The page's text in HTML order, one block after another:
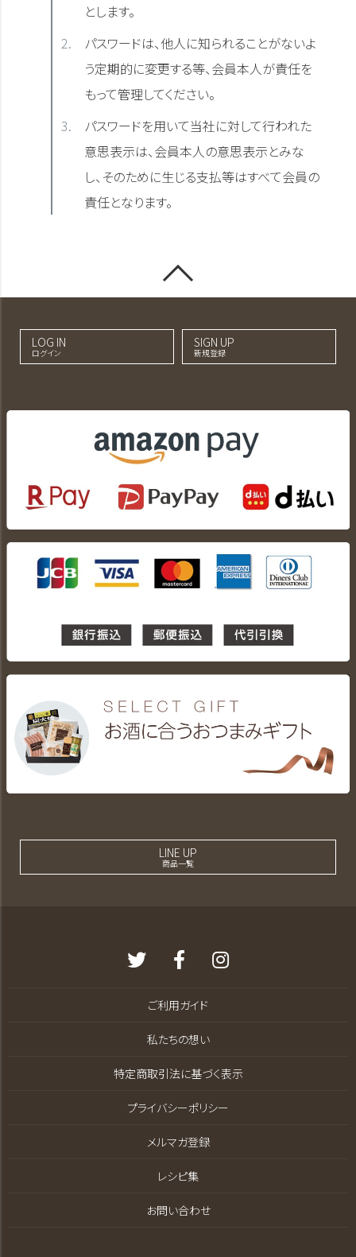
とします。
パスワードは、他人に知られることがないよ
う定期的に変更する等、会員本人が責任を
もって管理してください。
パスワードを用いて当社に対して行われた
意思表示は、会員本人の意思表示とみな
し、そのために生じる支払等はすべて会員の
責任となります。
LOG IN
ログイン
SIGN UP
新規登録
LINE UP
商品一覧
ご利用ガイド
私たちの想い
特定商取引法に基づく表示
プライバシーポリシー
メルマガ登録
レシピ集
お問い合わせ